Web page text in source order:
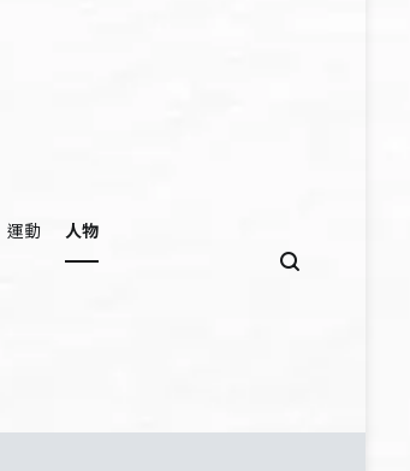
運動 人物